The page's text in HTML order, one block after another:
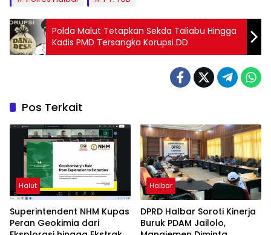
Polda Malut Tetapkan Sekda Taliabu Hingga
Kadis PMD Tersangka Korupsi DD
Pos Terkait
Halut
Superintendent NHM Kupas
Peran Geokimia dari
Halbar
DPRD Halbar Soroti Kinerja
Buruk PDAM Jailolo,